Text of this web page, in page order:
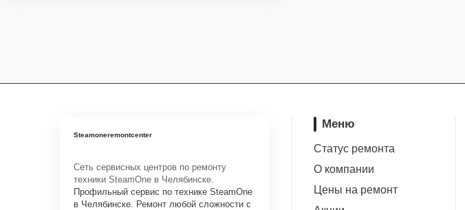
Steamoneremontcenter
Сеть сервисных центров по ремонту
техники SteamOne в Челябинске.
Профильный сервис по технике SteamOne
в Челябинске. Ремонт любой сложности с
Меню
Статус ремонта
О компании
Цены на ремонт